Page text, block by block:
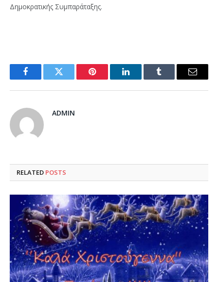
Δημοκρατικής Συμπαράταξης.
FacebookTwitter Pinterest LinkedInTumblr Email
ADMIN
RELATED POSTS